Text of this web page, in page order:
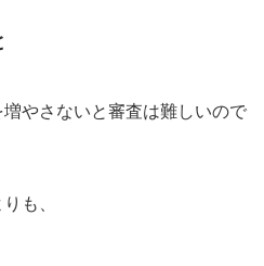
やさないと審査は難しいので
も、